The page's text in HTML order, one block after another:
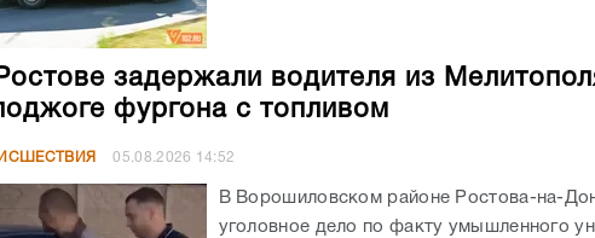
задержали водителя из
фургона с топливом
05.08.2026 14:52
В Ворошиловском районе Ростова-на-
уголовное дело по факту умышленного